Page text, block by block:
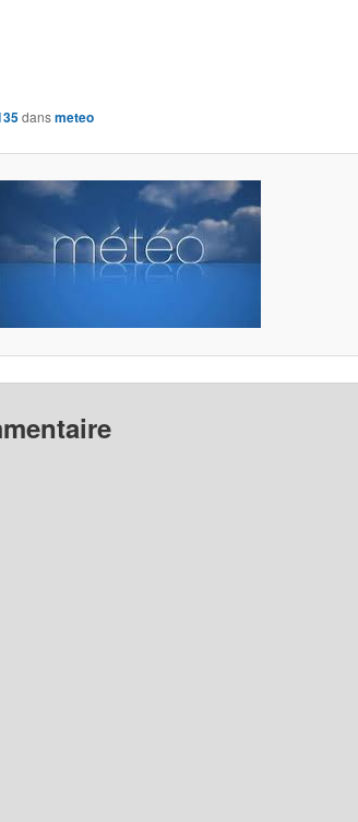
dansmeteo